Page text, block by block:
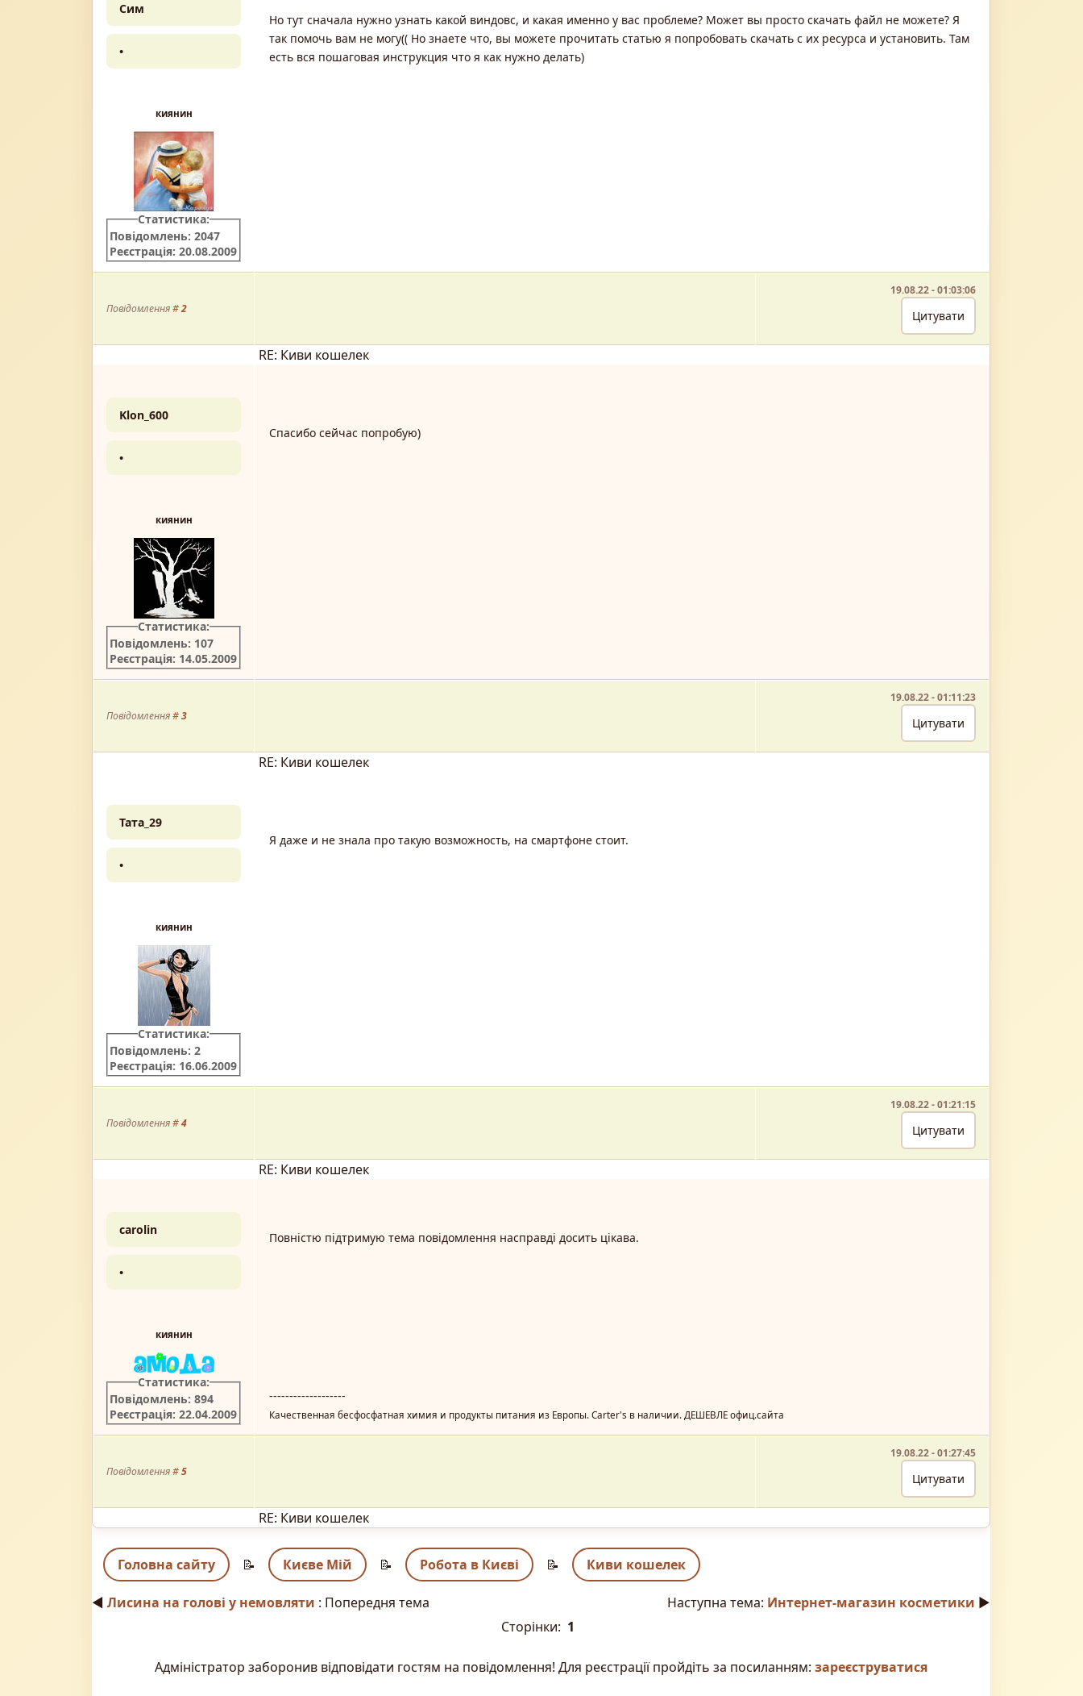
Сим
•
киянин
Статистика:
Повідомлень: 2047
Реєстрація: 20.08.2009
Но тут сначала нужно узнать какой виндовс, и какая именно у вас проблеме? Может вы просто скачать файл не можете? Я
так помочь вам не могу(( Но знаете что, вы можете прочитать статью я попробовать скачать с их ресурса и установить. Там
есть вся пошаговая инструкция что я как нужно делать)
Повідомлення#2
19.08.22 - 01:03:06
RE: Киви кошелек
Klon_600
•
киянин
Статистика:
Повідомлень: 107
Реєстрація: 14.05.2009
Спасибо сейчас попробую)
Повідомлення#3
19.08.22 - 01:11:23
RE: Киви кошелек
Тата_29
•
киянин
Статистика:
Повідомлень: 2
Реєстрація: 16.06.2009
Я даже и не знала про такую возможность, на смартфоне стоит.
Повідомлення#4
19.08.22 - 01:21:15
RE: Киви кошелек
carolin
•
киянин
Статистика:
Повідомлень: 894
Реєстрація: 22.04.2009
Повністю підтримую тема повідомлення насправді досить цікава.
-------------------
Качественная бесфосфатная химия и продукты питания из Европы. Сarter's в наличии. ДЕШЕВЛЕ офиц.сайта
Повідомлення#5
19.08.22 - 01:27:45
RE: Киви кошелек
Головна сайту 📝 Києве Мій 📝 Робота в Києві 📝 Киви кошелек
◄Лисина на голові у немовляти : Попередня тема Наступна тема: Интернет-магазин косметики ►
Сторінки: 1
Адміністратор заборонив відповідати гостям на повідомлення! Для реєстрації пройдіть за посиланням:зареєструватися